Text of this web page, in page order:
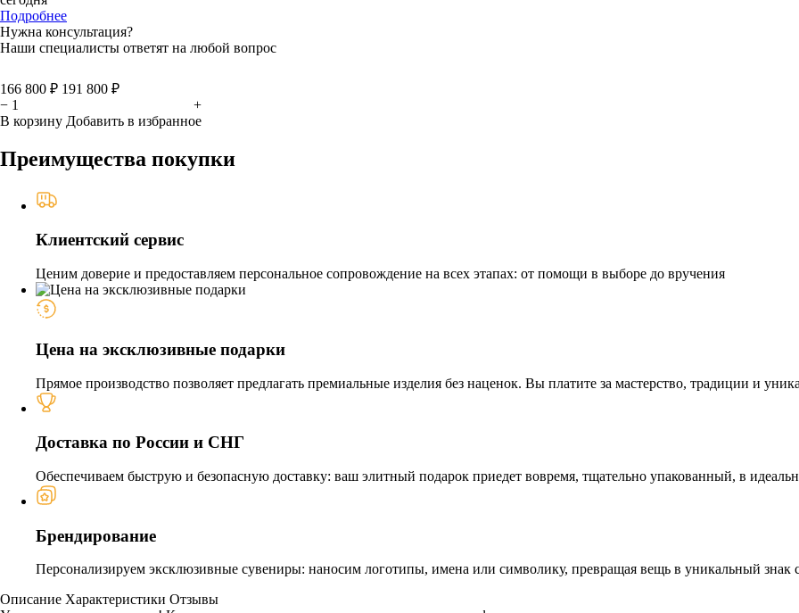
Подробнее
Нужна консультация?
Наши специалисты ответят на любой вопрос
166 800 ₽ 191 800 ₽
−
+
В корзину Добавить в избранное
Преимущества покупки
Клиентский сервис
Ценим доверие и предоставляем персональное сопровождение на всех этапах: от помощи в выборе до вручения
Цена на эксклюзивные подарки
Прямое производство позволяет предлагать премиальные изделия без наценок. Вы платите за мастерство, традиции и
Доставка по России и СНГ
Обеспечиваем быструю и безопасную доставку: ваш элитный подарок приедет вовремя, тщательно упакованный, в
Брендирование
Персонализируем эксклюзивные сувениры: наносим логотипы, имена или символику, превращая вещь в уникальный знак
Описание Характеристики Отзывы